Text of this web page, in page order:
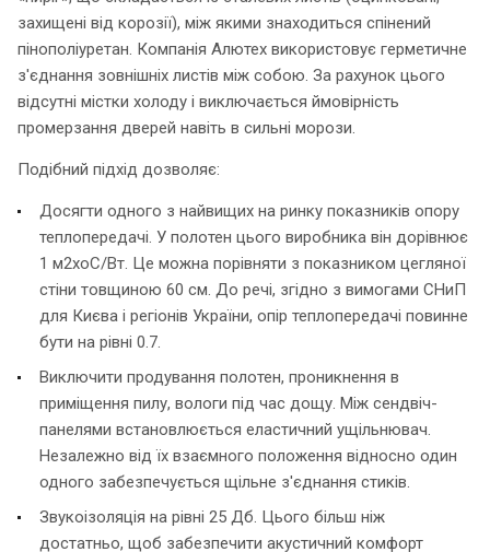
захищені від корозії), між якими знаходиться спінений
пінополіуретан. Компанія Алютех використовує герметичне
з'єднання зовнішніх листів між собою. За рахунок цього
відсутні містки холоду і виключається ймовірність
промерзання дверей навіть в сильні морози.
Подібний підхід дозволяє:
Досягти одного з найвищих на ринку показників опору
теплопередачі. У полотен цього виробника він дорівнює
1 м2хoC/Вт. Це можна порівняти з показником цегляної
стіни товщиною 60 см. До речі, згідно з вимогами СНиП
для Києва і регіонів України, опір теплопередачі повинне
бути на рівні 0.7.
Виключити продування полотен, проникнення в
приміщення пилу, вологи під час дощу. Між сендвіч-
панелями встановлюється еластичний ущільнювач.
Незалежно від їх взаємного положення відносно один
одного забезпечується щільне з'єднання стиків.
Звукоізоляція на рівні 25 Дб. Цього більш ніж
достатньо, щоб забезпечити акустичний комфорт